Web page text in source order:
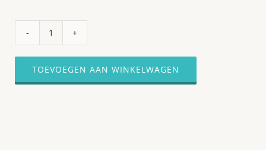
PARTY-
KWARTET-
BITES
4
TOEVOEGEN AAN WINKELWAGEN